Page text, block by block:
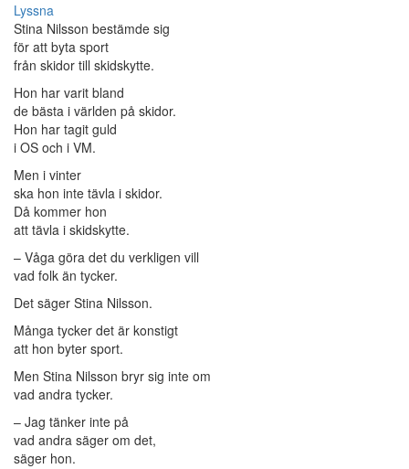
Lyssna
Stina Nilsson bestämde sig
för att byta sport
från skidor till skidskytte.
Hon har varit bland
de bästa i världen på skidor.
Hon har tagit guld
i OS och i VM.
Men i vinter
ska hon inte tävla i skidor.
Då kommer hon
att tävla i skidskytte.
– Våga göra det du verkligen vill
vad folk än tycker.
Det säger Stina Nilsson.
Många tycker det är konstigt
att hon byter sport.
Men Stina Nilsson bryr sig inte om
vad andra tycker.
– Jag tänker inte på
vad andra säger om det,
säger hon.